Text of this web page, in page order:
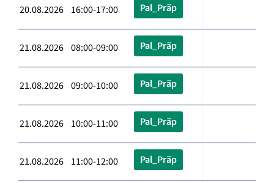
20.08.2026 16:00-17:00 Pal_Präp
21.08.2026 08:00-09:00 Pal_Präp
21.08.2026 09:00-10:00 Pal_Präp
21.08.2026 10:00-11:00 Pal_Präp
21.08.2026 11:00-12:00 Pal_Präp